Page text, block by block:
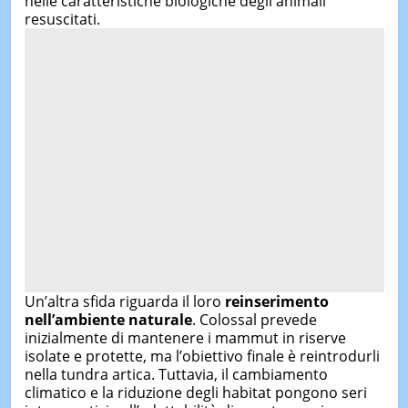
resuscitati.
Un’altra sfida riguarda il loro reinserimento
nell’ambiente naturale. Colossal prevede
inizialmente di mantenere i mammut in riserve
isolate e protette, ma l’obiettivo finale è reintrodurli
nella tundra artica. Tuttavia, il cambiamento
climatico e la riduzione degli habitat pongono seri